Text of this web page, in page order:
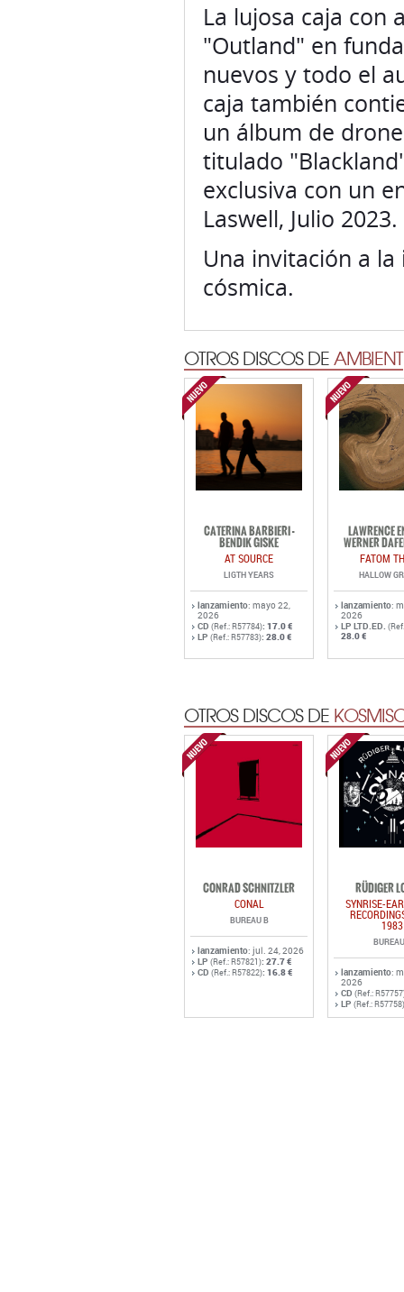
La lujosa caja con
"Outland" en
nuevos y todo el
caja también
un álbum de
titulado
exclusiva con un
Laswell, Julio 2023.
Una invitación a
cósmica.
OTROS DISCOS DEAMBIENT
CATERINA BARBIERI -
BENDIK GISKE
AT SOURCE
LIGTH YEARS
lanzamiento: mayo 22,
2026
CD (Ref.: R57784): 17.0 €
LP (Ref.: R57783): 28.0 €
LAWRENCE
WERNER
FATOM
HALLOW
lanzamiento:
2026
LP LTD.ED.
28.0 €
OTROS DISCOS DE
CONRAD SCHNITZLER
CONAL
BUREAU B
lanzamiento: jul. 24, 2026
LP (Ref.: R57821): 27.7 €
CD (Ref.: R57822): 16.8 €
RÜDIGER
SYNRISE-
1983
lanzamiento:
2026
CD (Ref.:
LP (Ref.: R57758)